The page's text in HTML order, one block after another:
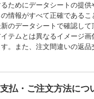
ためにデータシートの提供
情報がすべて正確であるこ
のデータシートで確認して
テムとは異なるイメージ画
。また、注文間違いの返
払・ご注文方法につ